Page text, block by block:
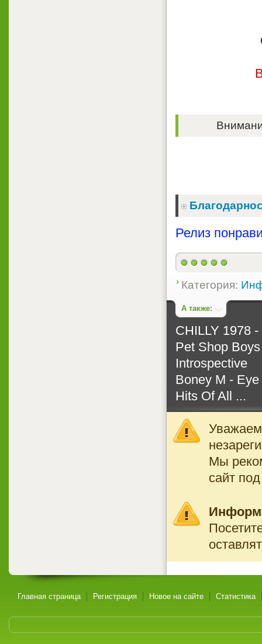
Релиз
Категория:
А также:
CHILLY 1978 -
Pet Shop
Introspective
Boney M -
Hits Of All ...
Мы
сайт
Главная страница Регистрация Новое на сайте Статистика